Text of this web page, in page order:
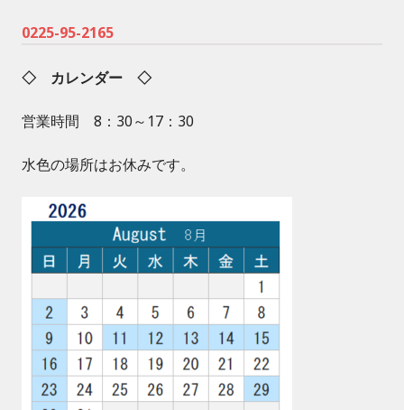
0225-95-2165
◇ カレンダー ◇
営業時間 8：30～17：30
水色の場所はお休みです。